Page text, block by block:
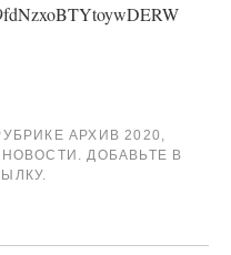
АРХИВ 2020 ,
НОВОСТИ . ДОБАВЬТЕ В
.